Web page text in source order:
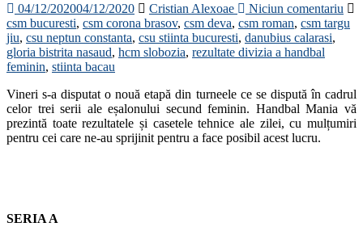
04/12/202004/12/2020 Cristian Alexoae
Niciun comentariu
csm bucuresti, csm corona brasov, csm deva, csm roman, csm targu
jiu, csu neptun constanta, csu stiinta bucuresti, danubius calarasi,
gloria bistrita nasaud, hcm slobozia, rezultate divizia a handbal
feminin, stiinta bacau
Vineri s-a disputat o nouă etapă din turneele ce se dispută în cadrul
celor trei serii ale eșalonului secund feminin. Handbal Mania vă
prezintă toate rezultatele și casetele tehnice ale zilei, cu mulțumiri
pentru cei care ne-au sprijinit pentru a face posibil acest lucru.
SERIA A